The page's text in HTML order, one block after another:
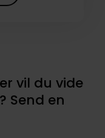
vil du vide
Send en